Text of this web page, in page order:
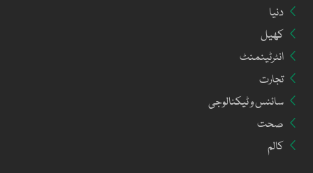
دنیا
کھیل
انٹرٹینمنٹ
تجارت
سائنس و ٹیکنالوجی
صحت
کالم